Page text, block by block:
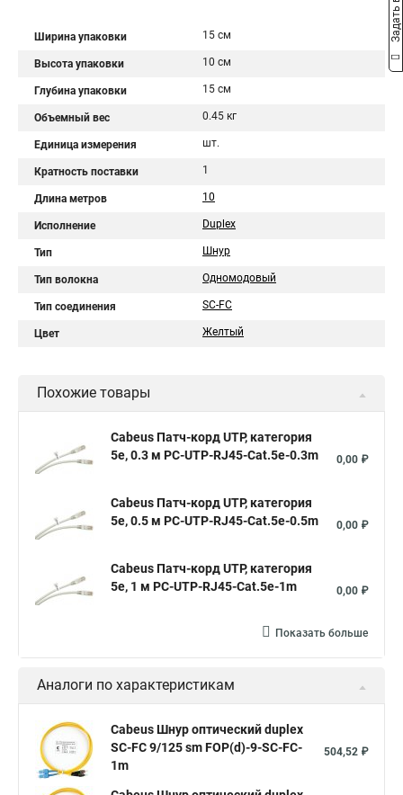
Ширина упаковки 15 см
Высота упаковки 10 см
Глубина упаковки 15 см
Объемный вес 0.45 кг
Единица измерения шт.
Кратность поставки 1
Длина метров 10
Исполнение Duplex
Тип Шнур
Тип волокна Одномодовый
Тип соединения SC-FC
Цвет Желтый
Похожие товары
Cabeus Патч-корд UTP, категория
5e, 0.3 м PC-UTP-RJ45-Cat.5e-0.3m
0,00 ₽
Cabeus Патч-корд UTP, категория
5e, 0.5 м PC-UTP-RJ45-Cat.5e-0.5m
0,00 ₽
Cabeus Патч-корд UTP, категория
5e, 1 м PC-UTP-RJ45-Cat.5e-1m
0,00 ₽
Показать больше
Аналоги по характеристикам
Cabeus Шнур оптический duplex
SC-FC 9/125 sm FOP(d)-9-SC-FC-
1m
504,52 ₽